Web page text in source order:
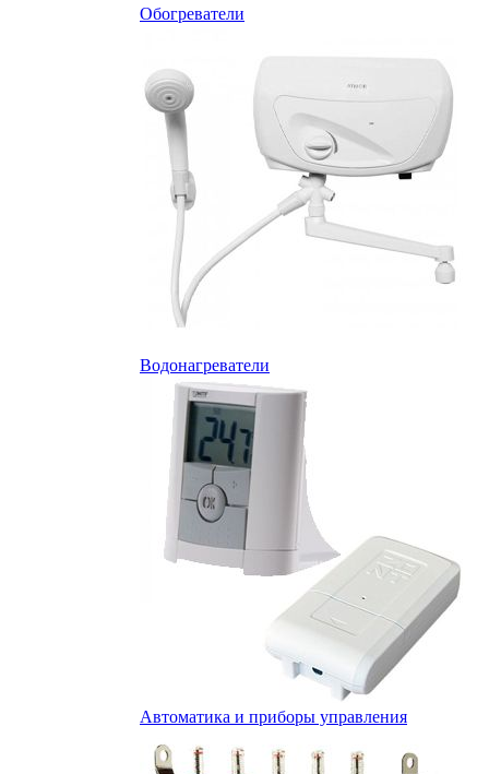
Обогреватели
Водонагреватели
Автоматика и приборы управления